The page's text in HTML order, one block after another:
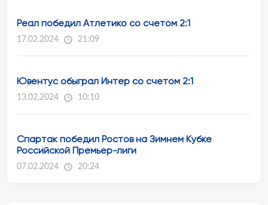
Реал победил Атлетико со счетом 2:1
17.02.2024 21:09
Ювентус обыграл Интер со счетом 2:1
13.02.2024 10:10
Спартак победил Ростов на Зимнем Кубке
Российской Премьер-лиги
07.02.2024 20:24